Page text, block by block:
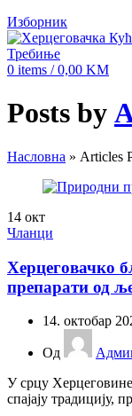
Изборник
0 items / 0,00 KM
Posts by
Насловна » Articles
14 окт
Чланци
Херцеговачко
препарати од
14. октобар
Од
У срцу
спајају традицију,